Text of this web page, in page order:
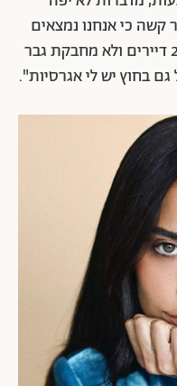
קשה כי אנחנו נמצאים
בסיר לחץ. בחוץ את לא ישנה עם 24 דיירים ולא מחבקת גבר
בחוץ יש לי אגרסיות".